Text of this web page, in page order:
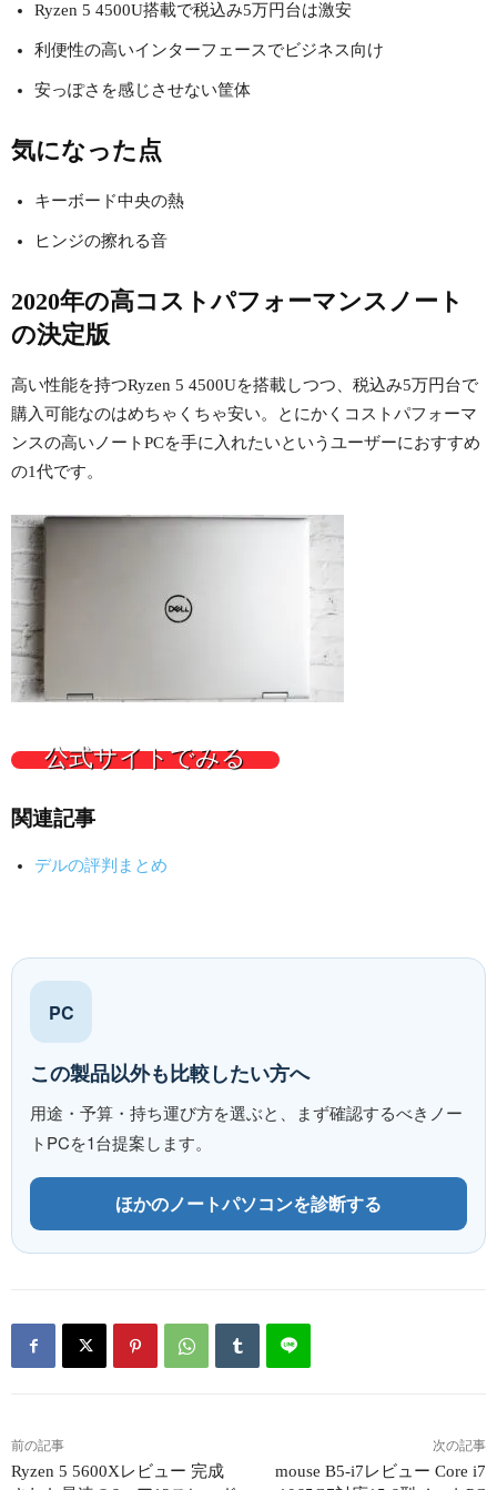
Ryzen 5 4500U搭載で税込み5万円台は激安
利便性の高いインターフェースでビジネス向け
安っぽさを感じさせない筐体
気になった点
キーボード中央の熱
ヒンジの擦れる音
2020年の高コストパフォーマンスノート
の決定版
高い性能を持つRyzen 5 4500Uを搭載しつつ、税込み5万円台で
購入可能なのはめちゃくちゃ安い。とにかくコストパフォーマ
ンスの高いノートPCを手に入れたいというユーザーにおすすめ
の1代です。
公式サイトでみる
関連記事
デルの評判まとめ
PC
この製品以外も比較したい方へ
用途・予算・持ち運び方を選ぶと、まず確認するべきノー
トPCを1台提案します。
ほかのノートパソコンを診断する
前の記事
Ryzen 5 5600Xレビュー 完成
次の記事
mouse B5-i7レビュー Core i7